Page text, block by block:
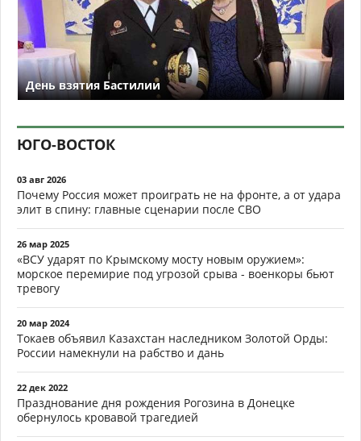
День взятия Бастилии
ЮГО-ВОСТОК
03 авг 2026
Почему Россия может проиграть не на фронте, а от удара
элит в спину: главные сценарии после СВО
26 мар 2025
«ВСУ ударят по Крымскому мосту новым оружием»:
морское перемирие под угрозой срыва - военкоры бьют
тревогу
20 мар 2024
Токаев объявил Казахстан наследником Золотой Орды:
России намекнули на рабство и дань
22 дек 2022
Празднование дня рождения Рогозина в Донецке
обернулось кровавой трагедией